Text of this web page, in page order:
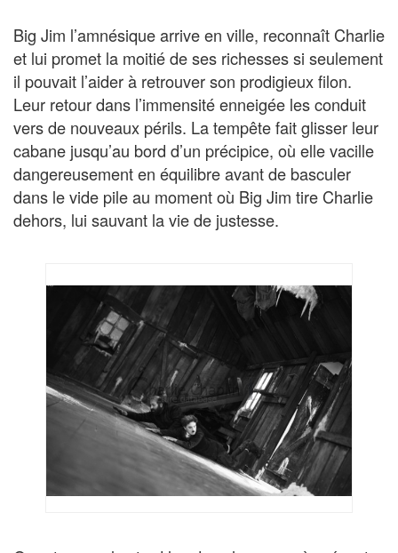
Big Jim l’amnésique arrive en ville, reconnaît Charlie
et lui promet la moitié de ses richesses si seulement
il pouvait l’aider à retrouver son prodigieux filon.
Leur retour dans l’immensité enneigée les conduit
vers de nouveaux périls. La tempête fait glisser leur
cabane jusqu’au bord d’un précipice, où elle vacille
dangereusement en équilibre avant de basculer
dans le vide pile au moment où Big Jim tire Charlie
dehors, lui sauvant la vie de justesse.